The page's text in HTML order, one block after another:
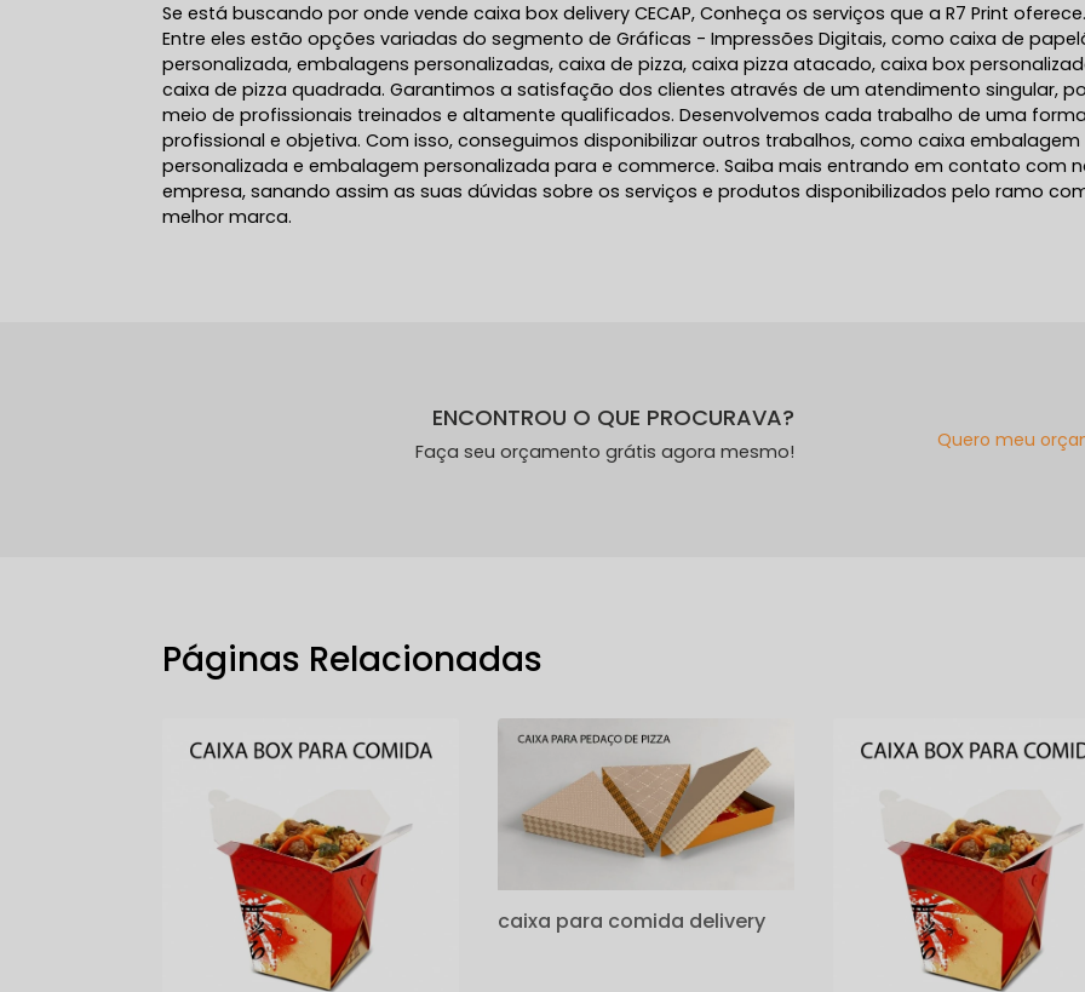
Se está buscando por onde vende caixa box delivery CECAP, Conheça os serviços que a R7 Print oferece.
Entre eles estão opções variadas do segmento de Gráficas - Impressões Digitais, como caixa de
personalizada, embalagens personalizadas, caixa de pizza, caixa pizza atacado, caixa box
caixa de pizza quadrada. Garantimos a satisfação dos clientes através de um atendimento singular,
meio de profissionais treinados e altamente qualificados. Desenvolvemos cada trabalho de uma forma
profissional e objetiva. Com isso, conseguimos disponibilizar outros trabalhos, como caixa embalagem
personalizada e embalagem personalizada para e commerce. Saiba mais entrando em contato com
empresa, sanando assim as suas dúvidas sobre os serviços e produtos disponibilizados pelo ramo
melhor marca.
ENCONTROU O QUE PROCURAVA?
Faça seu orçamento grátis agora mesmo!
Quero meu
Páginas Relacionadas
caixa para comida delivery